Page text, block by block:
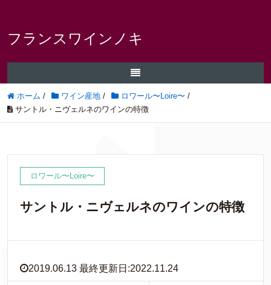
フランスワインノキ
ホーム / ワイン産地 / ロワール〜Loire〜 /
サントル・ニヴェルネのワインの特徴
ロワール〜Loire〜
サントル・ニヴェルネのワインの特徴
2019.06.13 最終更新日:2022.11.24